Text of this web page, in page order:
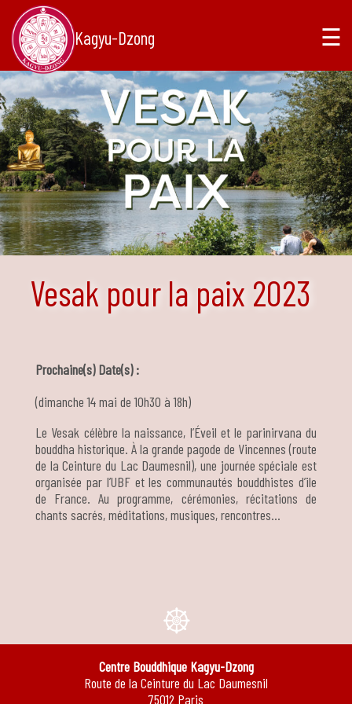
Kagyu-Dzong ☰
Vesak pour la paix 2023
Prochaine(s) Date(s) :
(dimanche 14 mai de 10h30 à 18h)
Le Vesak célèbre la naissance, l’Éveil et le parinirvana du
bouddha historique. À la grande pagode de Vincennes (route
de la Ceinture du Lac Daumesnil), une journée spéciale est
organisée par l’UBF et les communautés bouddhistes d’ile
de France. Au programme, cérémonies, récitations de
chants sacrés, méditations, musiques, rencontres…
e
Centre Bouddhique Kagyu-Dzong
Route de la Ceinture du Lac Daumesnil
75012 Paris